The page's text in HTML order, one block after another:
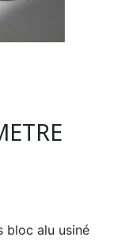
bloc alu usiné